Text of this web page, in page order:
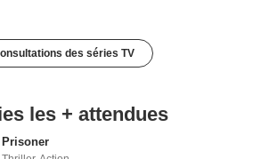
des séries TV
les + attendues
Prisoner